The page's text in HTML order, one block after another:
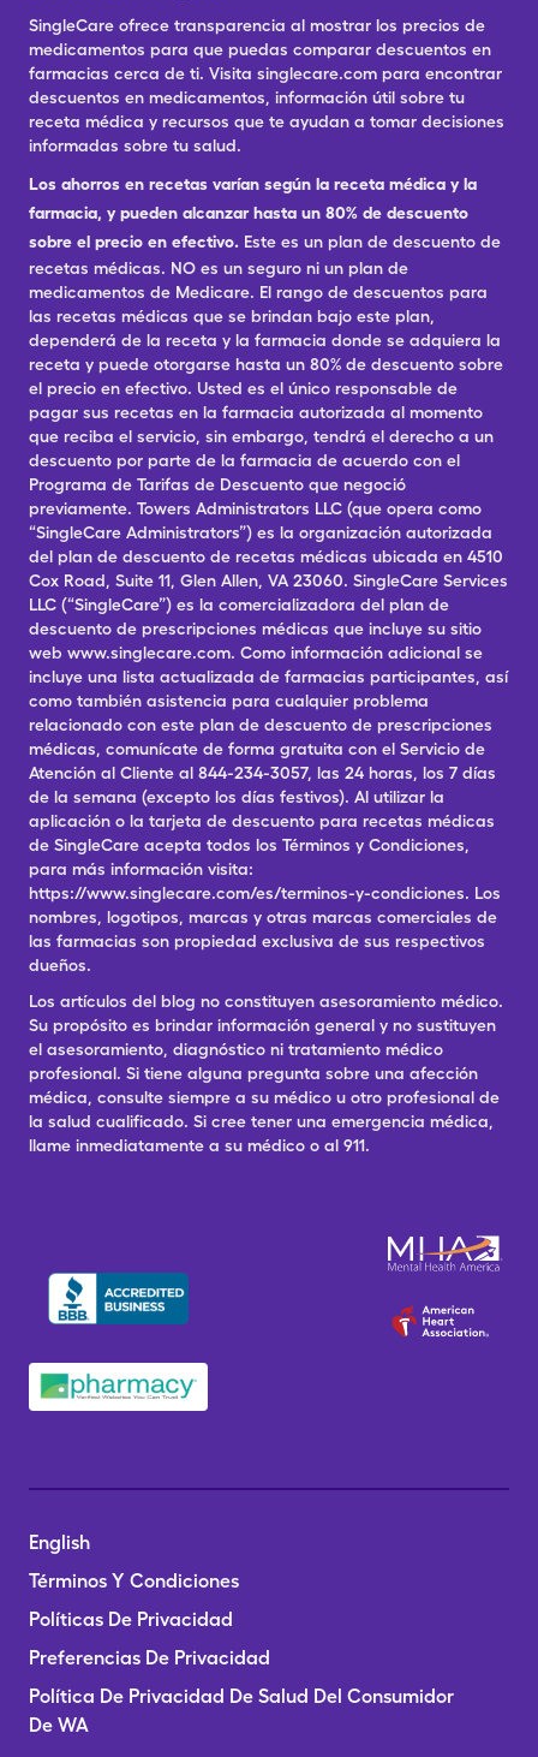
SingleCare ofrece transparencia al mostrar los precios de
medicamentos para que puedas comparar descuentos en
farmacias cerca de ti. Visita singlecare.com para encontrar
descuentos en medicamentos, información útil sobre tu
receta médica y recursos que te ayudan a tomar decisiones
informadas sobre tu salud.
Los ahorros en recetas varían según la receta médica y la
farmacia, y pueden alcanzar hasta un 80% de descuento
sobre el precio en efectivo. Este es un plan de descuento de
recetas médicas. NO es un seguro ni un plan de
medicamentos de Medicare. El rango de descuentos para
las recetas médicas que se brindan bajo este plan,
dependerá de la receta y la farmacia donde se adquiera la
receta y puede otorgarse hasta un 80% de descuento sobre
el precio en efectivo. Usted es el único responsable de
pagar sus recetas en la farmacia autorizada al momento
que reciba el servicio, sin embargo, tendrá el derecho a un
descuento por parte de la farmacia de acuerdo con el
Programa de Tarifas de Descuento que negoció
previamente. Towers Administrators LLC (que opera como
“SingleCare Administrators”) es la organización autorizada
del plan de descuento de recetas médicas ubicada en 4510
Cox Road, Suite 11, Glen Allen, VA 23060. SingleCare Services
LLC (“SingleCare”) es la comercializadora del plan de
descuento de prescripciones médicas que incluye su sitio
web www.singlecare.com. Como información adicional se
incluye una lista actualizada de farmacias participantes, así
como también asistencia para cualquier problema
relacionado con este plan de descuento de prescripciones
médicas, comunícate de forma gratuita con el Servicio de
Atención al Cliente al 844-234-3057, las 24 horas, los 7 días
de la semana (excepto los días festivos). Al utilizar la
aplicación o la tarjeta de descuento para recetas médicas
de SingleCare acepta todos los Términos y Condiciones,
para más información visita:
https://www.singlecare.com/es/terminos-y-condiciones. Los
nombres, logotipos, marcas y otras marcas comerciales de
las farmacias son propiedad exclusiva de sus respectivos
dueños.
Los artículos del blog no constituyen asesoramiento médico.
Su propósito es brindar información general y no sustituyen
el asesoramiento, diagnóstico ni tratamiento médico
profesional. Si tiene alguna pregunta sobre una afección
médica, consulte siempre a su médico u otro profesional de
la salud cualificado. Si cree tener una emergencia médica,
llame inmediatamente a su médico o al 911.
English
Términos Y Condiciones
Políticas De Privacidad
Preferencias De Privacidad
Política De Privacidad De Salud Del Consumidor
De WA